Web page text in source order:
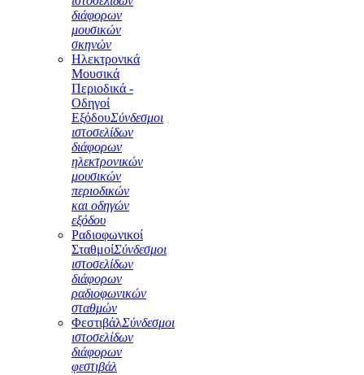
διάφορων
μουσικών
σκηνών
Ηλεκτρονικά
Μουσικά
Περιοδικά -
Οδηγοί
ΕξόδουΣύνδεσμοι
ιστοσελίδων
διάφορων
ηλεκτρονικών
μουσικών
περιοδικών
και οδηγών
εξόδου
Ραδιοφωνικοί
ΣταθμοίΣύνδεσμοι
ιστοσελίδων
διάφορων
ραδιοφωνικών
σταθμών
ΦεστιβάλΣύνδεσμοι
ιστοσελίδων
διάφορων
φεστιβάλ